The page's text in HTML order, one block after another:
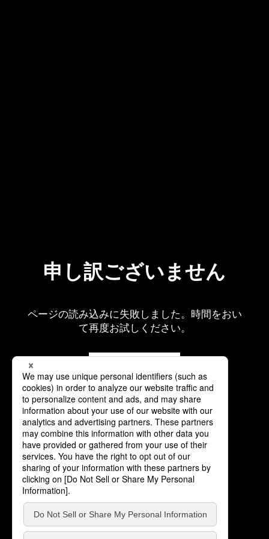
申し訳ございません
ページの読み込みに失敗しました。時間をおい
て再度お試しください。